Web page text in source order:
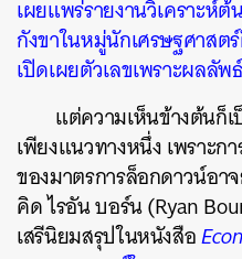
เผยแพร่รายงานวิเคราะห์
กังขาในหมู่นักเศรษฐศาสต
เปิดเผยตัวเลขเพราะผลลัพ
แต่ความเห็นข้างต้นก็
เพียงแนวทางหนึ่ง เพราะ
ของมาตรการล็อกดาวน์อา
คิด ไรอัน บอร์น (Ryan
เสรีนิยมสรุปในหนังสือ